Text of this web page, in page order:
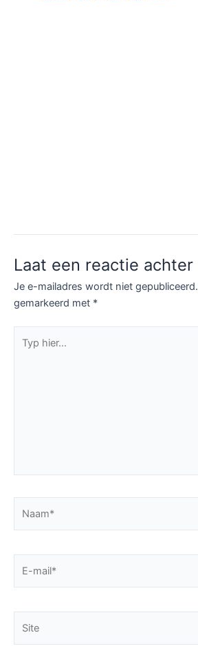
Laat een reactie achter
Je e-mailadres wordt niet gepubliceerd.
gemarkeerd met *
hier...
mail*